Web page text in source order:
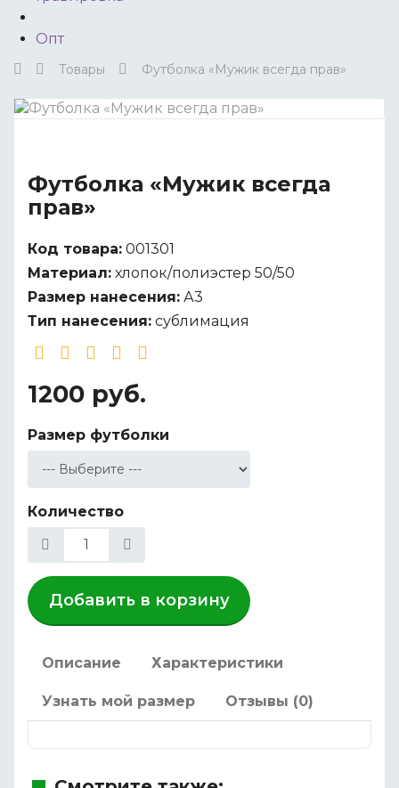
Опт
Товары Футболка «Мужик всегда прав»
Футболка «Мужик всегда
прав»
Код товара: 001301
Материал: хлопок/полиэстер 50/50
Размер нанесения: А3
Тип нанесения: сублимация
1200 руб.
Размер футболки
Количество
Добавить в корзину
Описание Характеристики
Узнать мой размер Отзывы (0)